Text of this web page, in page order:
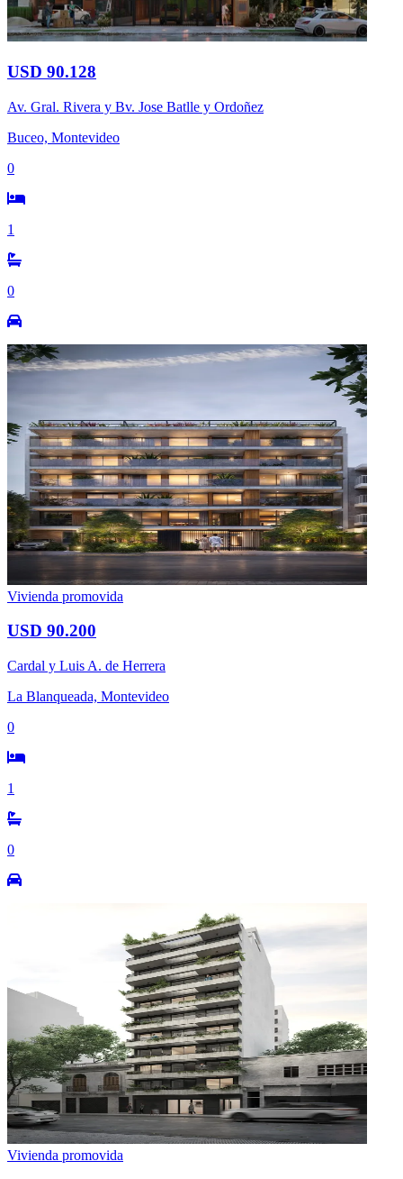
USD 90.128
Av. Gral. Rivera y Bv. Jose Batlle y Ordoñez
Buceo, Montevideo
0
1
0
Vivienda promovida
USD 90.200
Cardal y Luis A. de Herrera
La Blanqueada, Montevideo
0
1
0
Vivienda promovida